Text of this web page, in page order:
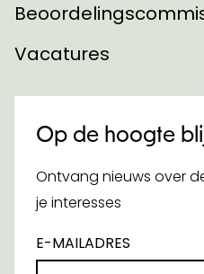
Vacatures
Op de hoogte
Ontvang nieuws over
je interesses
E-MAILADRES